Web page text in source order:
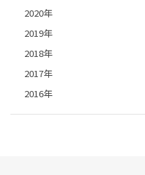
2020年
2019年
2018年
2017年
2016年